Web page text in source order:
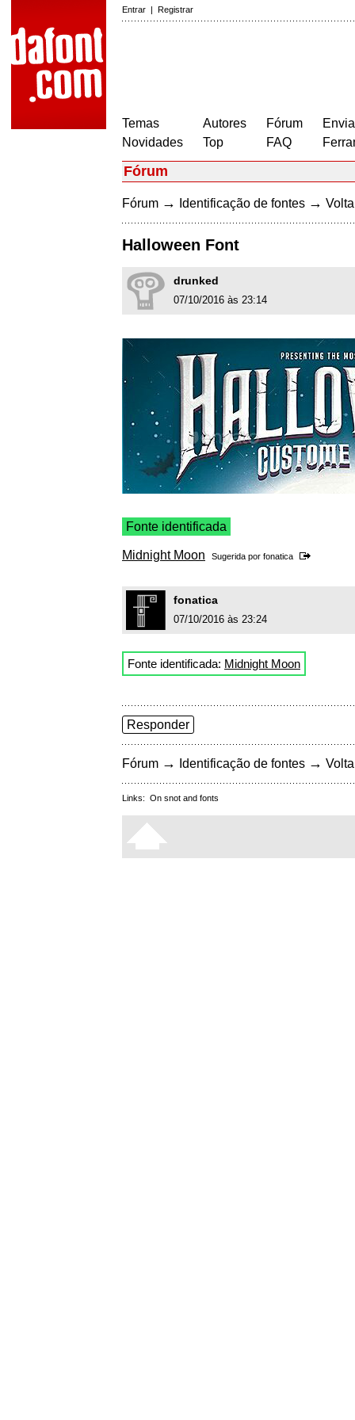
Entrar | Registrar
Temas
Novidades
Autores
Top
Fórum
FAQ
Fórum
Fórum → Identificação de fontes →
Halloween Font
drunked
07/10/2016 às 23:14
Fonte identificada
Midnight Moon Sugerida por fonatica
fonatica
07/10/2016 às 23:24
Fonte identificada: Midnight Moon
Responder
Fórum → Identificação de fontes →
Links: On snot and fonts